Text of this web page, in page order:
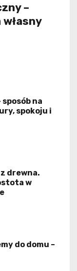
–
na
spokoju i
drewna.
w
do domu –